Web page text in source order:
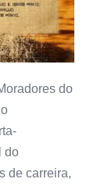
do
do
de carreira,